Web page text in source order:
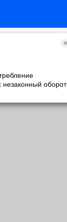
незаконный оборот